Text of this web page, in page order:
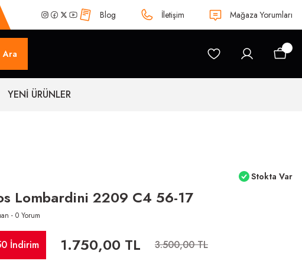
Blog İletişim Mağaza Yorumları
Ara
YENİ ÜRÜNLER
Lombardini 2209 C4 56-17
- 0 Yorum
Stokta Var
İndirim 1.750,00 TL 3.500,00 TL